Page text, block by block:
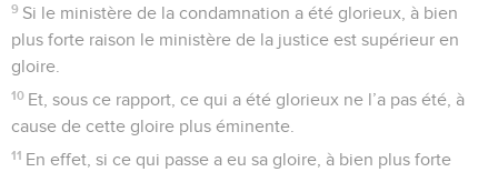
9 Si le ministère de la condamnation a été glorieux, à bien
plus forte raison le ministère de la justice est supérieur en
gloire.
10 Et, sous ce rapport, ce qui a été glorieux ne l’a pas été, à
cause de cette gloire plus éminente.
11 En effet, si ce qui passe a eu sa gloire, à bien plus forte